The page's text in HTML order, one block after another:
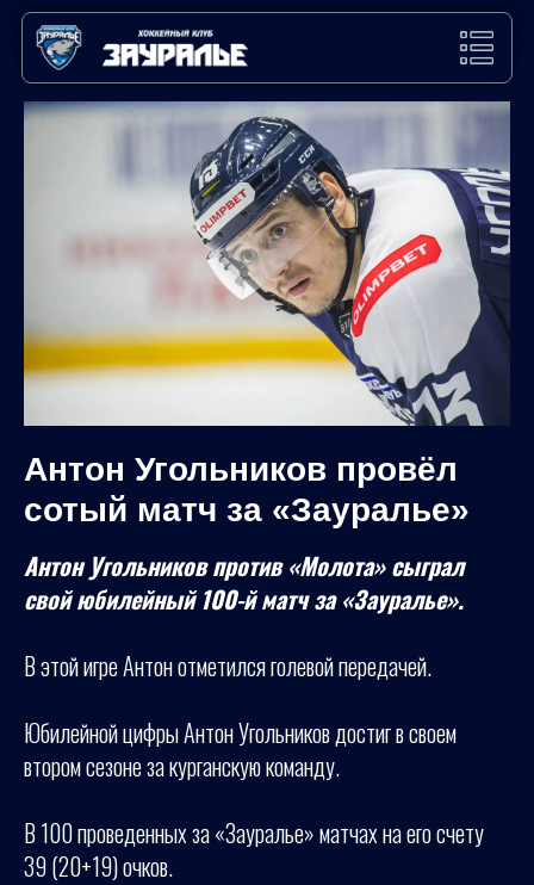
Антон Угольников провёл
сотый матч за «Зауралье»
Антон Угольников против «Молота» сыграл
свой юбилейный 100-й матч за «Зауралье».
В этой игре Антон отметился голевой передачей.
Юбилейной цифры Антон Угольников достиг в своем
втором сезоне за курганскую команду.
В 100 проведенных за «Зауралье» матчах на его счету
39 (20+19) очков.